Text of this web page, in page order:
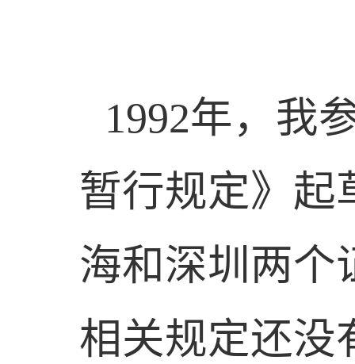
1992年，我
暂行规定》起
海和深圳两个
相关规定还没